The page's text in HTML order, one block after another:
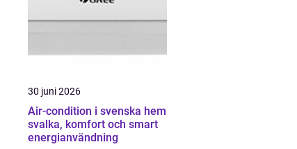
30 juni 2026
Air-condition i svenska hem
svalka, komfort och smart
energianvändning